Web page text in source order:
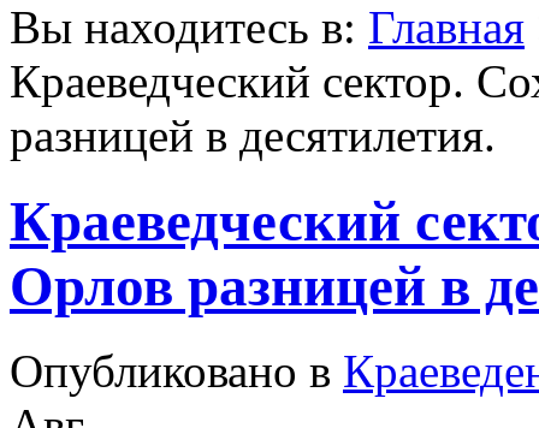
Вы находитесь в: Главная
Краеведческий сектор.
разницей в десятилетия.
Краеведческий
Орлов разницей в
Опубликовано в